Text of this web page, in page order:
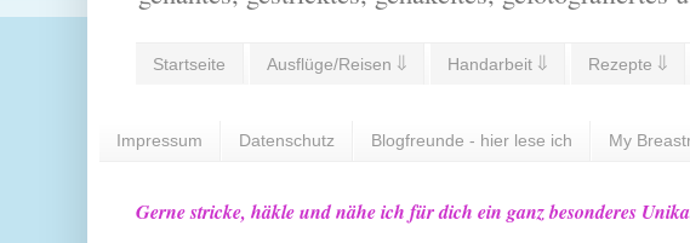
Startseite Ausflüge/Reisen ⇓ Handarbeit ⇓ Rezepte ⇓
Impressum Datenschutz Blogfreunde - hier lese ich My
Gerne stricke, häkle und nähe ich für dich ein ganz besonderes